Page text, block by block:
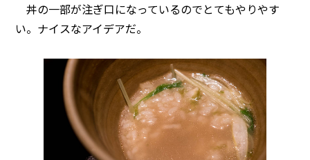
丼の一部が注ぎ口になっているのでとてもやりやす
い。ナイスなアイデアだ。